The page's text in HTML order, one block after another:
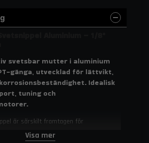
svetsbar mutter i aluminium
gänga, utvecklad för lättvikt,
Idealisk
tuning och
är särskilt framtagen för
och möjliggör säker montering av
Visa mer